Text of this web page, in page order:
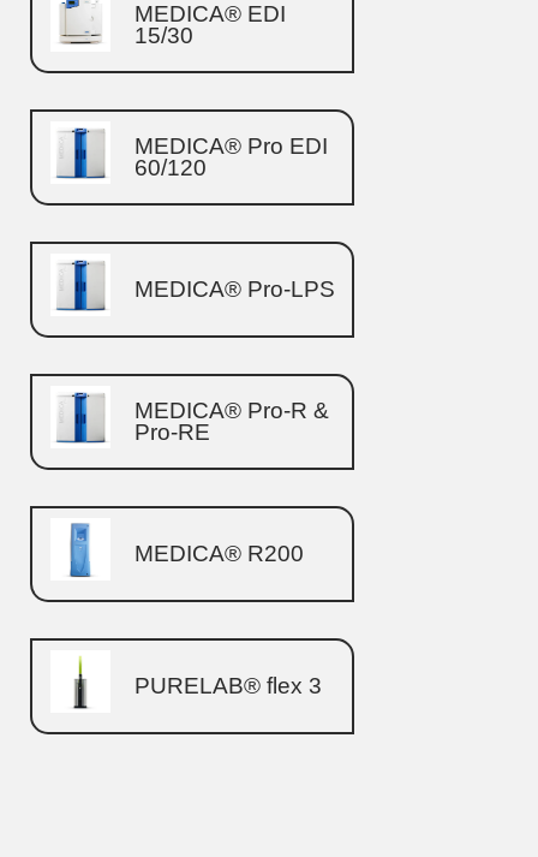
MEDICA® EDI
15/30
MEDICA® Pro EDI
60/120
MEDICA® Pro-LPS
MEDICA® Pro-R &
Pro-RE
MEDICA® R200
PURELAB® flex 3